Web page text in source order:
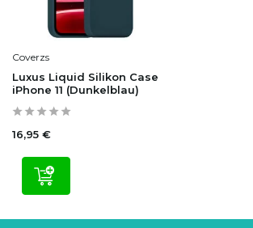
Coverzs
Luxus Liquid Silikon Case
iPhone 11 (Dunkelblau)
16,95 €